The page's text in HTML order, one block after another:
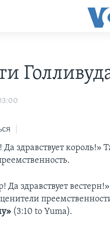
Да здравствует
Да здравствует
(3:10 to Yuma).